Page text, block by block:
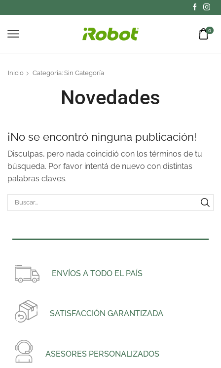
0
Inicio Categoría: Sin Categoría
Novedades
¡No se encontró ninguna publicación!
Disculpas, pero nada coincidió con los términos de tu
búsqueda. Por favor intentá de nuevo con distintas
palabras claves.
ENVÍOS A TODO EL PAÍS
SATISFACCIÓN GARANTIZADA
ASESORES PERSONALIZADOS